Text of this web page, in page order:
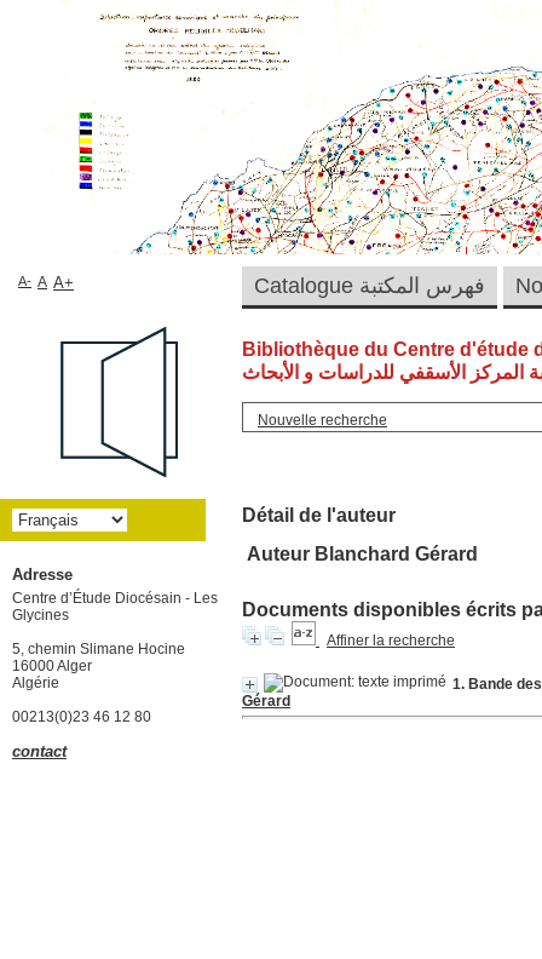
Bibliothèque du Centre d'étude
المركز الأسقفي للدراسات و الأبحاث
Nouvelle recherche
Détail de l'auteur
Auteur Blanchard Gérard
Documents disponibles écrits
Affiner la recherche
1. Bande
Gérard
Catalogue فهرس المكتبة A- A A+
Adresse
Centre d’Étude Diocésain - Les
Glycines
5, chemin Slimane Hocine
16000 Alger
Algérie
00213(0)23 46 12 80
contact